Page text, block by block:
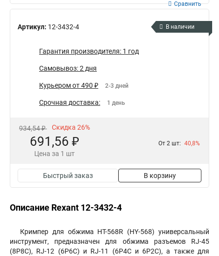
Артикул: 12-3432-4
Сравнить
В наличии
Гарантия производителя: 1 год
Самовывоз: 2 дня
Курьером от 490 ₽ 2-3 дней
Срочная доставка: 1 день
934,54 ₽ Скидка 26%
691,56 ₽
Цена за 1 шт
От 2 шт: 40,8%
Быстрый заказ В корзину
Описание Rexant 12-3432-4
Кримпер для обжима HT-568R (HY-568) универсальный
инструмент, предназначен для обжима разъемов RJ-45
(8P8C), RJ-12 (6P6C) и RJ-11 (6P4C и 6P2C), а также для